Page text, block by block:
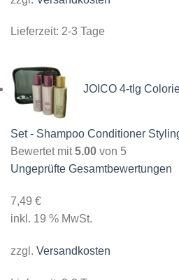
Lieferzeit: 2-3 Tage
JOICO 4-tlg
Set - Shampoo Conditioner
Bewertet mit5.00 von 5
Ungeprüfte Gesamtbewertungen
7,49 €
inkl. 19 % MwSt.
zzgl. Versandkosten